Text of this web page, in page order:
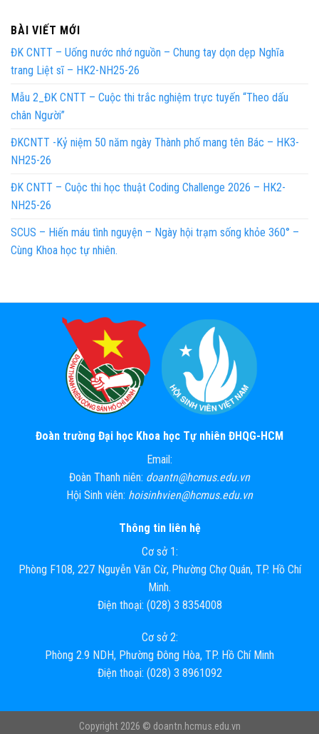
BÀI VIẾT MỚI
ĐK CNTT – Uống nước nhớ nguồn – Chung tay dọn dẹp Nghĩa
trang Liệt sĩ – HK2-NH25-26
Mẫu 2_ĐK CNTT – Cuộc thi trắc nghiệm trực tuyến “Theo dấu
chân Người”
ĐKCNTT -Kỷ niệm 50 năm ngày Thành phố mang tên Bác – HK3-
NH25-26
ĐK CNTT – Cuộc thi học thuật Coding Challenge 2026 – HK2-
NH25-26
SCUS – Hiến máu tình nguyện – Ngày hội trạm sống khỏe 360° –
Cùng Khoa học tự nhiên.
Đoàn trường Đại học Khoa học Tự nhiên ĐHQG-HCM
Email:
Đoàn Thanh niên: doantn@hcmus.edu.vn
Hội Sinh viên: hoisinhvien@hcmus.edu.vn
Thông tin liên hệ
Cơ sở 1:
Phòng F108, 227 Nguyễn Văn Cừ, Phường Chợ Quán, TP. Hồ Chí
Minh.
Điện thoại: (028) 3 8354008
Cơ sở 2:
Phòng 2.9 NDH, Phường Đông Hòa, TP. Hồ Chí Minh
Điện thoại: (028) 3 8961092
Copyright 2026 © doantn.hcmus.edu.vn